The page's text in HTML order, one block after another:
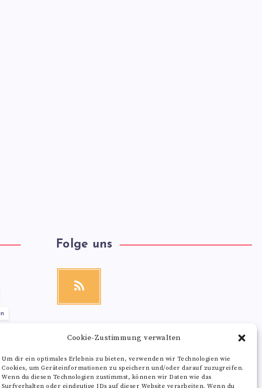
Cookie-Zustimmung verwalten
Um dir ein optimales Erlebnis zu bieten, verwenden wir Technologien wie
Cookies, um Geräteinformationen zu speichern und/oder darauf zuzugreifen.
Wenn du diesen Technologien zustimmst, können wir Daten wie das
Surfverhalten oder eindeutige IDs auf dieser Website verarbeiten. Wenn du
Folge uns
RSS